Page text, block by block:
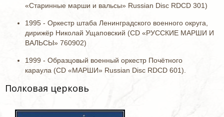
«Старинные марши и вальсы» Russian Disc RDCD 301)
1995 - Оркестр штаба Ленинградского военного округа,
дирижёр Николай Ущаповский (CD «РУССКИЕ МАРШИ И
ВАЛЬСЫ» 760902)
1999 - Образцовый военный оркестр Почётного
караула (CD «МАРШИ» Russian Disc RDCD 601).
Полковая церковь